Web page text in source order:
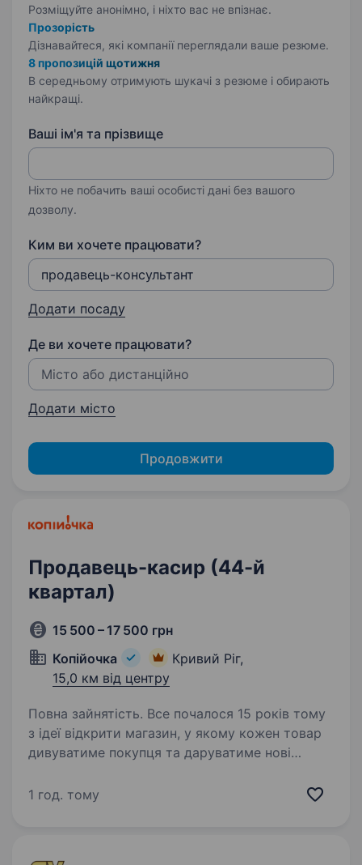
Розміщуйте анонімно, і ніхто вас не впізнає.
Прозорість
Дізнавайтеся, які компанії переглядали ваше резюме.
8 пропозицій щотижня
В середньому отримують шукачі з резюме і обирають
найкращі.
Ваші ім'я та прізвище
Ніхто не побачить ваші особисті дані без вашого
дозволу.
Ким ви хочете працювати?
Додати посаду
Де ви хочете працювати?
Додати місто
Продовжити
Продавець-касир (44-й
квартал)
15 500 – 17 500 грн
Копійочка
Кривий Ріг,
15,0 км від центру
Повна зайнятість. Все почалося 15 років тому
з ідеї відкрити магазин, у якому кожен товар
дивуватиме покупця та даруватиме нові
понад 500 магазинів у 16 областях України,
1 год. тому